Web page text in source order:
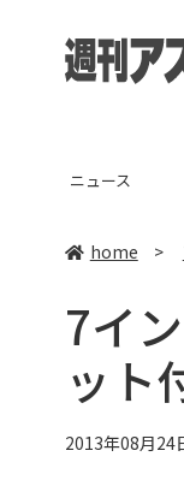
ニュース
home >
7イ
ット
2013年08月24